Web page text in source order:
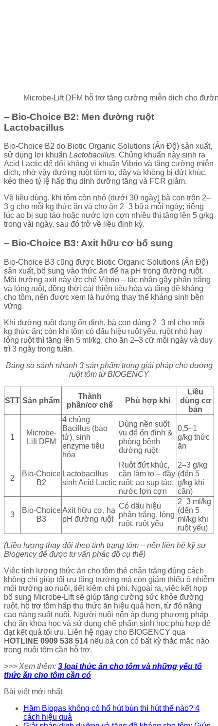
Microbe-Lift DFM hỗ trợ tăng cường miễn dịch cho
– Bio-Choice B2: Men đường ruột
Lactobacillus
Bio-Choice B2 do Biotic Organic Solutions (Ấn Độ) sản xuất,
sử dụng lợi khuẩn Lactobacillus. Chủng khuẩn này sinh ra
Acid Lactic để đối kháng vi khuẩn Vibrio và tăng cường miễn
dịch, nhờ vậy đường ruột tôm to, đầy và không bị đứt khúc,
kéo theo tỷ lệ hấp thụ dinh dưỡng tăng và FCR giảm.
Về liều dùng, khi tôm còn nhỏ (dưới 30 ngày) bà con trộn 2–
3 g cho mỗi kg thức ăn và cho ăn 2–3 bữa mỗi ngày; riêng
lúc ao bị sụp tảo hoặc nước lợn cợn nhiều thì tăng lên 5 g/kg
trong vài ngày, sau đó trở về liều định kỳ.
– Bio-Choice B3: Axit hữu cơ bổ sung
Bio-Choice B3 cũng được Biotic Organic Solutions (Ấn Độ)
sản xuất, bổ sung vào thức ăn để hạ pH trong đường ruột.
Môi trường axit này ức chế Vibrio – tác nhân gây phân trắng
và lỏng ruột, đồng thời cải thiện tiêu hóa và tăng đề kháng
cho tôm, nên được xem là hướng thay thế kháng sinh bền
vững.
Khi đường ruột đang ổn định, bà con dùng 2–3 ml cho mỗi
kg thức ăn; còn khi tôm có dấu hiệu ruột yếu, ruột nhỏ hay
lỏng ruột thì tăng lên 5 ml/kg, cho ăn 2–3 cữ mỗi ngày và duy
trì 3 ngày trong tuần.
Bảng so sánh nhanh 3 sản phẩm trong giải pháp cho đường
ruột tôm từ BIOGENCY
STT Sản phẩm
Thành
phần/cơ chế
Phù hợp khi
Liều
dùng cơ
bản
1
Microbe-
Lift DFM
4 chủng
Bacillus (bào
tử), sinh
enzyme tiêu
hóa
Dùng nền suốt
vụ để ổn định &
phòng bệnh
đường ruột
0,5–1
g/kg thức
ăn
2
Bio-Choice
B2
Lactobacillus
sinh Acid Lactic
Ruột đứt khúc,
cần làm to – đầy
ruột; ao sụp tảo,
nước lợn cợn
2–3 g/kg
(đến 5
g/kg khi
cần)
3
Bio-Choice
B3
Axit hữu cơ, hạ
pH đường ruột
Có dấu hiệu
phân trắng, lỏng
ruột, ruột yếu
2–3 ml/kg
(đến 5
ml/kg khi
ruột yếu)
(Liều lượng thay đổi theo tình trạng tôm – nên liên hệ kỹ sư
Biogency để được tư vấn phác đồ cụ thể)
Việc tính lượng thức ăn cho tôm thẻ chân trắng đúng cách
không chỉ giúp tối ưu tăng trưởng mà còn giảm thiểu ô nhiễm
môi trường ao nuôi, tiết kiệm chi phí. Ngoài ra, việc kết hợp
bổ sung Microbe-Lift sẽ giúp tăng cường sức khỏe đường
ruột, hỗ trợ tôm hấp thụ thức ăn hiệu quả hơn, từ đó nâng
cao năng suất nuôi. Người nuôi nên áp dụng phương pháp
cho ăn khoa học và sử dụng chế phẩm sinh học phù hợp để
đạt kết quả tối ưu. Liên hệ ngay cho BIOGENCY qua
HOTLINE 0909 538 514 nếu bà con có bất kỳ thắc mắc nào
trong nuôi tôm cần hỗ trợ.
>>> Xem thêm: 3 loại thức ăn cho tôm và những yếu tố
thức ăn cho tôm cần có
Bài viết mới nhất
Hầm Biogas không có hố hút bùn thì hút thế nào? 4
cách hiệu quả